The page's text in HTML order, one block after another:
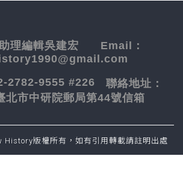
理編輯吳建宏 Email：
2782-9555 #226 聯絡地址：
北市中研院郵局第44號信箱
History版權所有，如有引用轉載請註明出處